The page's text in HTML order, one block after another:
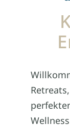
Vielen
auf